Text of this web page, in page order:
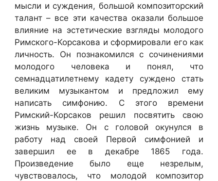
мысли и суждения, большой композиторский
талант – все эти качества оказали большое
влияние на эстетические взгляды молодого
Римского-Корсакова и сформировали его как
личность. Он познакомился с сочинениями
молодого человека и понял, что
семнадцатилетнему кадету суждено стать
великим музыкантом и предложил ему
написать симфонию. С этого времени
Римский-Корсаков решил посвятить свою
жизнь музыке. Он с головой окунулся в
работу над своей Первой симфонией и
завершил ее в декабре 1865 года.
Произведение было еще незрелым,
чувствовалось, что молодой композитор